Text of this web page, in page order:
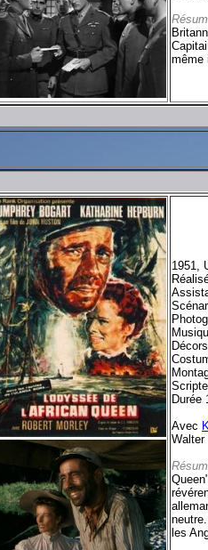
même
1951,
Durée
Avec
Walter
les